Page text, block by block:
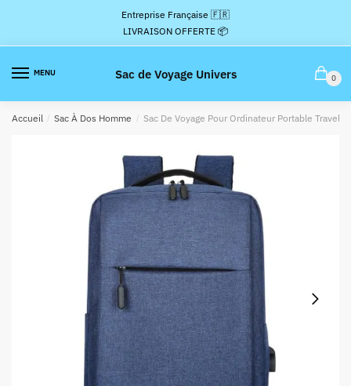
la
navigation
contenu
Entreprise Française 🇫🇷
LIVRAISON OFFERTE 📦
MENU Sac de Voyage Univers 0
Accueil / Sac À Dos Homme / Sac De Voyage Pour Ordinateur Portable Travel